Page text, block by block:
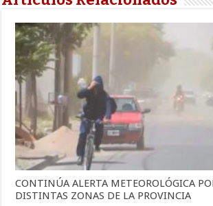
CONTINÚA ALERTA METEOROLÓGICA
DISTINTAS ZONAS DE LA PROVINCIA